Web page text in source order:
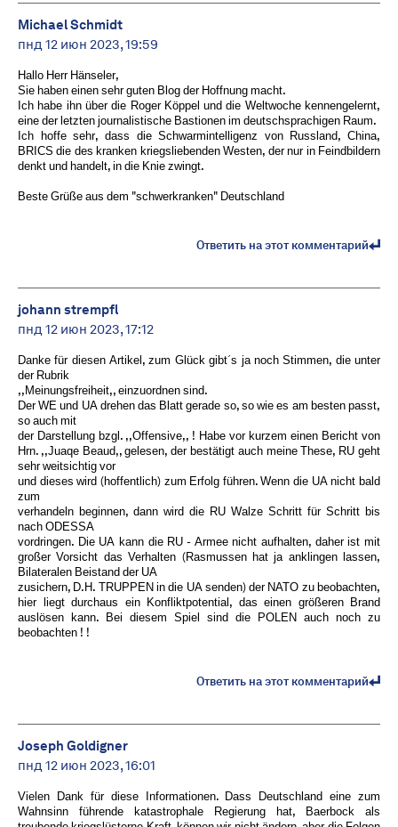
Michael Schmidt
пнд 12 июн 2023, 19:59
Hallo Herr Hänseler,
Sie haben einen sehr guten Blog der Hoffnung macht.
Ich habe ihn über die Roger Köppel und die Weltwoche kennengelernt,
eine der letzten journalistische Bastionen im deutschsprachigen Raum.
Ich hoffe sehr, dass die Schwarmintelligenz von Russland, China,
BRICS die des kranken kriegsliebenden Westen, der nur in Feindbildern
denkt und handelt, in die Knie zwingt.
Beste Grüße aus dem "schwerkranken" Deutschland
Ответить на этот комментарий
johann strempfl
пнд 12 июн 2023, 17:12
Danke für diesen Artikel, zum Glück gibt´s ja noch Stimmen, die unter
der Rubrik
,,Meinungsfreiheit,, einzuordnen sind.
Der WE und UA drehen das Blatt gerade so, so wie es am besten passt,
so auch mit
der Darstellung bzgl. ,,Offensive,, ! Habe vor kurzem einen Bericht von
Hrn. ,,Juaqe Beaud,, gelesen, der bestätigt auch meine These, RU geht
sehr weitsichtig vor
und dieses wird (hoffentlich) zum Erfolg führen. Wenn die UA nicht bald
zum
verhandeln beginnen, dann wird die RU Walze Schritt für Schritt bis
nach ODESSA
vordringen. Die UA kann die RU - Armee nicht aufhalten, daher ist mit
großer Vorsicht das Verhalten (Rasmussen hat ja anklingen lassen,
Bilateralen Beistand der UA
zusichern, D.H. TRUPPEN in die UA senden) der NATO zu beobachten,
hier liegt durchaus ein Konfliktpotential, das einen größeren Brand
auslösen kann. Bei diesem Spiel sind die POLEN auch noch zu
beobachten ! !
Ответить на этот комментарий
Joseph Goldigner
пнд 12 июн 2023, 16:01
Vielen Dank für diese Informationen. Dass Deutschland eine zum
Wahnsinn führende katastrophale Regierung hat, Baerbock als